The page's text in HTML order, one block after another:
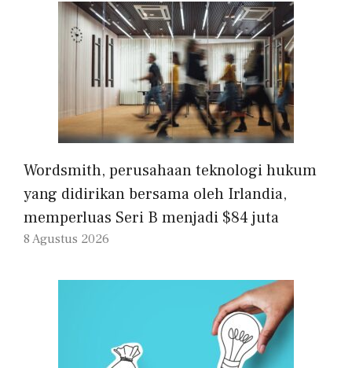
Wordsmith, perusahaan teknologi hukum
yang didirikan bersama oleh Irlandia,
memperluas Seri B menjadi $84 juta
8 Agustus 2026